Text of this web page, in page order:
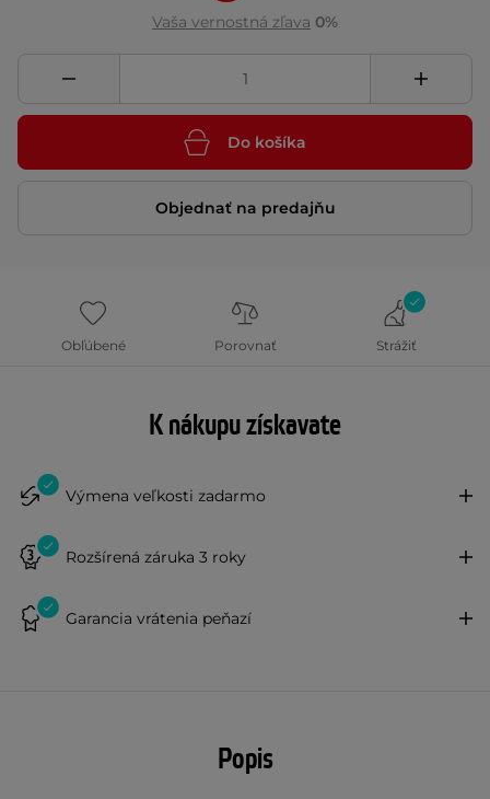
Vaša vernostná zľava 0%
Do košíka
Objednať na predajňu
Obľúbené Porovnať Strážiť
K nákupu získavate
Výmena veľkosti zadarmo
Rozšírená záruka 3 roky
Garancia vrátenia peňazí
Popis